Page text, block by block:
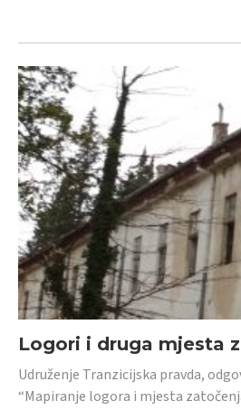
Logori i druga mjesta
Udruženje Tranzicijska pravda,
“Mapiranje logora i mjesta